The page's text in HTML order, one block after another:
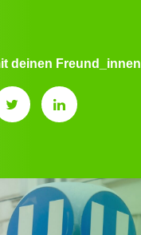
deinen Freund_innen